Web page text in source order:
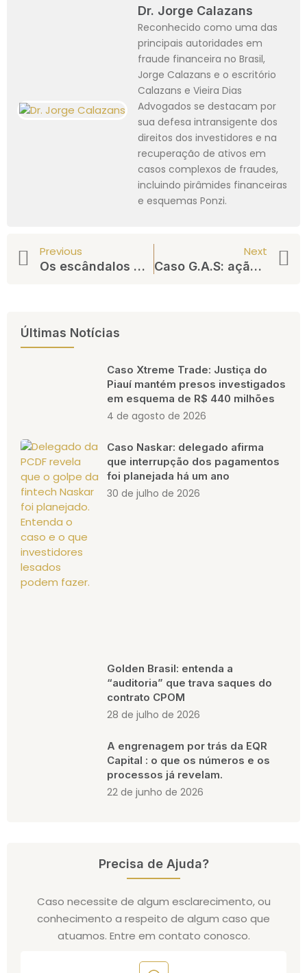
Dr. Jorge Calazans
Reconhecido como uma das
principais autoridades em
fraude financeira no Brasil,
Jorge Calazans e o escritório
Calazans e Vieira Dias
Advogados se destacam por
sua defesa intransigente dos
direitos dos investidores e na
recuperação de ativos em
casos complexos de fraudes,
incluindo pirâmides financeiras
e esquemas Ponzi.
Previous
Os escândalos da Rental Coins e Forcount
Next
Caso G.A.S: ação coletiva pede bloqueio de 17bi de empresas do Faraó do Bitcoin
Últimas Notícias
Caso Xtreme Trade: Justiça do
Piauí mantém presos investigados
em esquema de R$ 440 milhões
4 de agosto de 2026
Caso Naskar: delegado afirma
que interrupção dos pagamentos
foi planejada há um ano
30 de julho de 2026
Golden Brasil: entenda a
“auditoria” que trava saques do
contrato CPOM
28 de julho de 2026
A engrenagem por trás da EQR
Capital : o que os números e os
processos já revelam.
22 de junho de 2026
Precisa de Ajuda?
Caso necessite de algum esclarecimento, ou
conhecimento a respeito de algum caso que
atuamos. Entre em contato conosco.